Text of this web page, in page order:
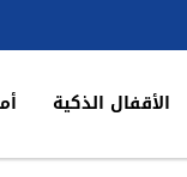
الأقفال الذكية